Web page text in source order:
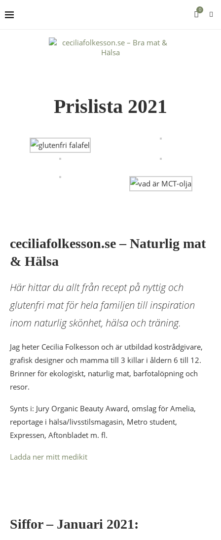
0
Prislista 2021
ceciliafolkesson.se – Naturlig mat
& Hälsa
Här hittar du allt från recept på nyttig och
glutenfri mat för hela familjen till inspiration
inom naturlig skönhet, hälsa och träning.
Jag heter Cecilia Folkesson och är utbildad kostrådgivare,
grafisk designer och mamma till 3 killar i åldern 6 till 12.
Brinner för ekologiskt, naturlig mat, barfotalöpning och
resor.
Synts i: Jury Organic Beauty Award, omslag för Amelia,
reportage i hälsa/livsstilsmagasin, Metro student,
Expressen, Aftonbladet m. fl.
Ladda ner mitt medikit
Siffor – Januari 2021: